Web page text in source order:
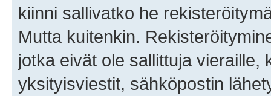
kiinni sallivatko he
Mutta kuitenkin.
jotka eivät ole sallittuja vieraille,
yksityisviestit, sähköpostin